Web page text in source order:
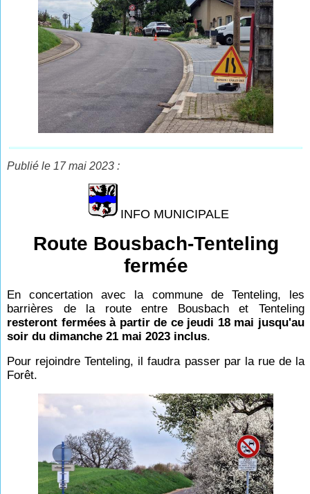
Publié le 17 mai 2023 :
INFO MUNICIPALE
Route Bousbach-Tenteling
fermée
En concertation avec la commune de Tenteling, les
barrières de la route entre Bousbach et Tenteling
resteront fermées à partir de ce jeudi 18 mai jusqu'au
soir du dimanche 21 mai 2023 inclus.
Pour rejoindre Tenteling, il faudra passer par la rue de la
Forêt.